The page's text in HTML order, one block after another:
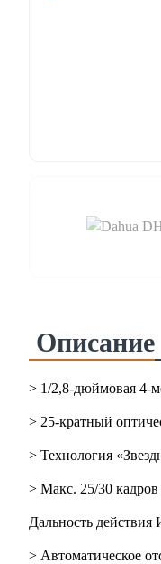
Описание
> 1/2,8-дюймовая 4-
> 25-кратный
> Технология
> Макс. 25/30
Дальность действия
> Автоматическое